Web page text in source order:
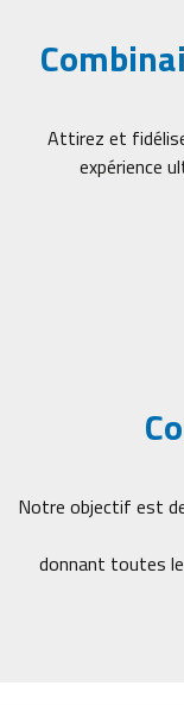
Attirez et
expérience
Notre objectif est
donnant toutes